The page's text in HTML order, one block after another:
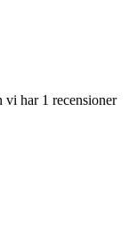
vi har 1 recensioner